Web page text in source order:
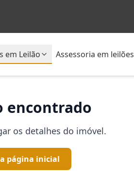
em Leilão Assessoria em leilões
encontrado
os detalhes do imóvel.
página inicial